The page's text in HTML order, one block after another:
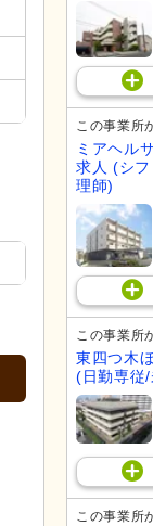
この事業所
ミアヘル
求人 (シ
理師)
この事業所
東四つ木
(日勤専従
この事業所